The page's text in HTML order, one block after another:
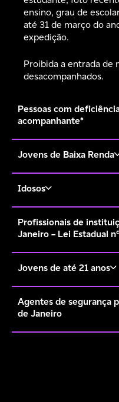
ensino, grau de
até 31 de março do
expedição.
Proibida a entrada de
desacompanhados.
Pessoas com
acompanhante*
Jovens de Baixa Renda
Idosos
Profissionais de
Janeiro – Lei Estadual
Jovens de até 21 anos
Agentes de segurança
de Janeiro